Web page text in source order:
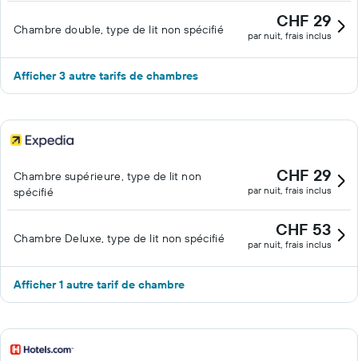
Chambre double, type de lit non spécifié CHF 29
par nuit, frais inclus
Afficher 3 autre tarifs de chambres
Chambre supérieure, type de lit non
spécifié
CHF 29
par nuit, frais inclus
Chambre Deluxe, type de lit non spécifié CHF 53
par nuit, frais inclus
Afficher 1 autre tarif de chambre